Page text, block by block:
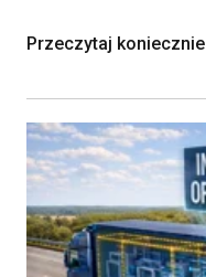
Przeczytaj koniecznie